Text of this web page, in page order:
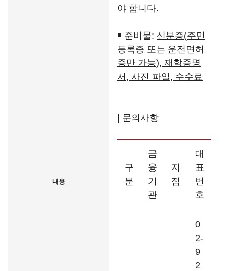
내용
야 합니다.
￭ 준비물: 신분증(주민
등록증 또는 운전면허
증만 가능), 재학증명
서 , 사진 파일, 수수료
| 문의사항
구
분
금
융
기
관
지
점
대
표
번
호
0
2-
9
2